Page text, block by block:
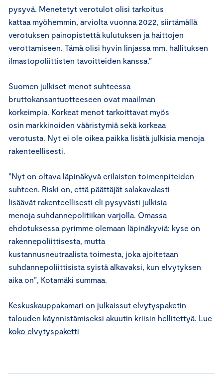
pysyvä. Menetetyt verotulot olisi tarkoitus
kattaa myöhemmin, arviolta vuonna 2022, siirtämällä
verotuksen painopistettä kulutuksen ja haittojen
verottamiseen. Tämä olisi hyvin linjassa mm. hallituksen
ilmastopoliittisten tavoitteiden kanssa.”
Suomen julkiset menot suhteessa
bruttokansantuotteeseen ovat maailman
korkeimpia. Korkeat menot tarkoittavat myös
osin markkinoiden vääristymiä sekä korkeaa
verotusta. Nyt ei ole oikea paikka lisätä julkisia menoja
rakenteellisesti.
”Nyt on oltava läpinäkyvä erilaisten toimenpiteiden
suhteen. Riski on, että päättäjät salakavalasti
lisäävät rakenteellisesti eli pysyvästi julkisia
menoja suhdannepolitiikan varjolla. Omassa
ehdotuksessa pyrimme olemaan läpinäkyviä: kyse on
rakennepoliittisesta, mutta
kustannusneutraalista toimesta, joka ajoitetaan
suhdannepoliittisista syistä alkavaksi, kun elvytyksen
aika on”, Kotamäki summaa.
Keskuskauppakamari on julkaissut elvytyspaketin
talouden käynnistämiseksi akuutin kriisin hellitettyä. Lue
koko elvytyspaketti